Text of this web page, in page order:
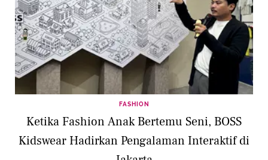
FASHION
Ketika Fashion Anak Bertemu Seni, BOSS
Kidswear Hadirkan Pengalaman Interaktif di